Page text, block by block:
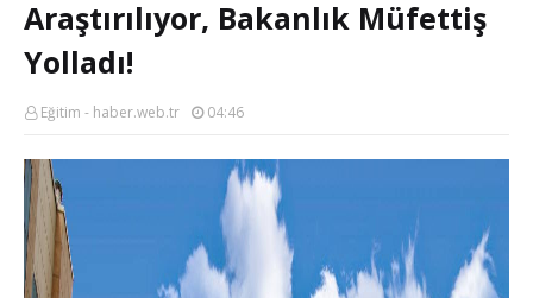
Araştırılıyor, Bakanlık Müfettiş
Yolladı!
Eğitim - haber.web.tr 04:46